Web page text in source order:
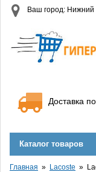
Ваш город: Нижний
Доставка
Каталог товаров
Главная Lacoste